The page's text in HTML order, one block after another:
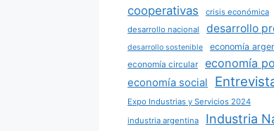
cooperativas
crisis económica
desarrollo nacional
desarrollo
desarrollo sostenible
economía
economía circular
economía
economía social
Expo Industrias y Servicios 2024
industria argentina
Industria